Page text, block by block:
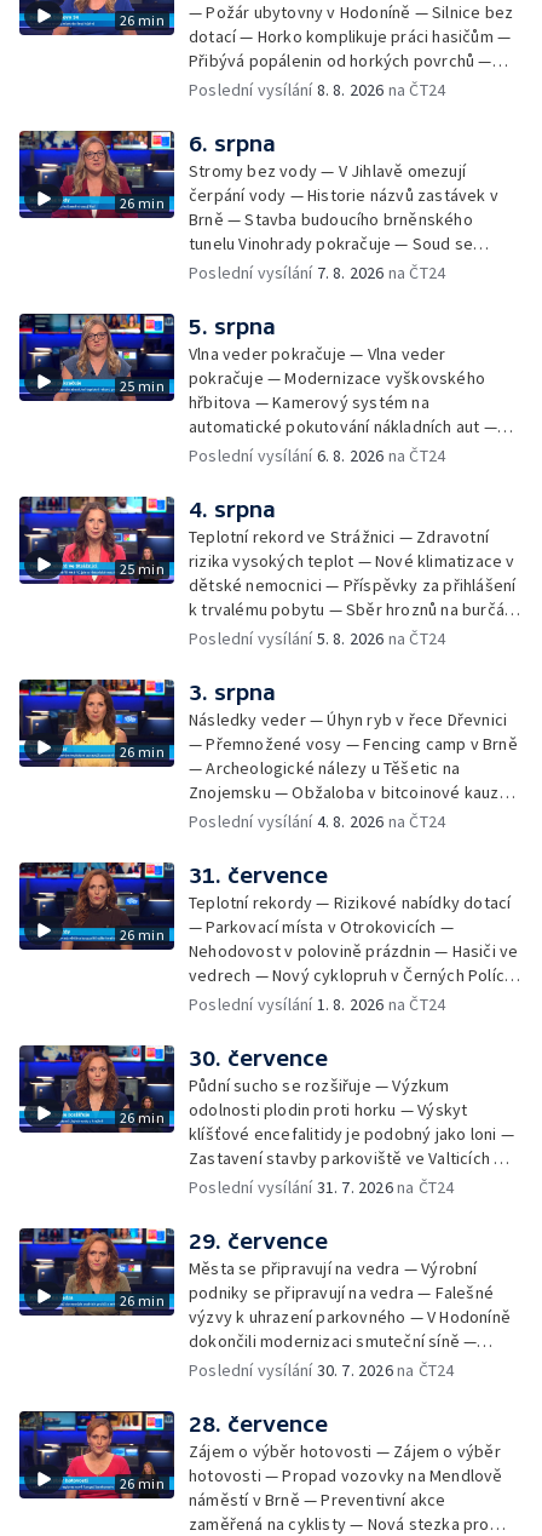
26 min
— Požár ubytovny v Hodoníně — Silnice bez
dotací — Horko komplikuje práci hasičům —
Přibývá popálenin od horkých povrchů —
Začíná prodej burčáku — Vedra komplikují
Poslední vysílání8. 8. 2026 na ČT24
26 min
6. srpna
Stromy bez vody — V Jihlavě omezují
čerpání vody — Historie názvů zastávek v
Brně — Stavba budoucího brněnského
tunelu Vinohrady pokračuje — Soud se
žhářem zlínského baru — Odložení bourání
Czech Rally Zlín — Začal 7. ročník festivalu
Pop Messe — Přestavba mostu v Hodoníně
— Fenomén památníčků
Poslední vysílání 7. 8. 2026 na ČT24
25 min
5. srpna
Vlna veder pokračuje — Vlna veder
pokračuje — Modernizace vyškovského
hřbitova — Kamerový systém na
automatické pokutování nákladních aut —
Demolice vyhořelé budovy ve Zlíně — Případ
stadionu na Vyškovsku — Výstraha před
bouřkami — Brno hostí Mezinárodní kytarový
festival — Očkování po kousnutí netopýrem
Poslední vysílání6. 8. 2026 na ČT24
25 min
4. srpna
Teplotní rekord ve Strážnici — Zdravotní
rizika vysokých teplot — Nové klimatizace v
dětské nemocnici — Příspěvky za přihlášení
k trvalému pobytu — Sběr hroznů na burčák
— Dokončení oprav vedení — Skončil termín
vody v obcích — Vyschlá koryta potoků —
Sdílení strážníků na Brněnsku
Poslední vysílání5. 8. 2026 na ČT24
26 min
3. srpna
Následky veder — Úhyn ryb v řece Dřevnici
— Přemnožené vosy — Fencing camp v Brně
— Archeologické nálezy u Těšetic na
Znojemsku — Obžaloba v bitcoinové kauze
— Přestavba silnice přes Bzenec na
Zašové — Letní opravy divadel — Český hlas
ve vesmíru
Poslední vysílání4. 8. 2026 na ČT24
26 min
31. července
Teplotní rekordy — Rizikové nabídky dotací
— Parkovací místa v Otrokovicích —
Nehodovost v polovině prázdnin — Hasiči ve
vedrech — Nový cyklopruh v Černých Polích
— Květinová výstava ve Věžkách
Poslední vysílání1. 8. 2026 na ČT24
26 min
30. července
Půdní sucho se rozšiřuje — Výzkum
odolnosti plodin proti horku — Výskyt
klíšťové encefalitidy je podobný jako loni —
Zastavení stavby parkoviště ve Valticích —
Spor o lokalitu lesa v Rožnově pod
organismus — Kybernetický incident na
Masarykově univerzitě — Slavnostní
vyřazení absolventů Univerzity obran —
Letní kurzy umění pro mladé — Mobilní
kurníky pomáhají na poli
Poslední vysílání31. 7. 2026na ČT24
26 min
29. července
Města se připravují na vedra — Výrobní
podniky se připravují na vedra — Falešné
výzvy k uhrazení parkovného — V Hodoníně
dokončili modernizaci smuteční síně —
Chybějící toalety u dětských hřišť —
bývalého nákupního domu Letná — Končí 52.
ročník Letní filmové školy — 3. ročník
komunitní akce Stůl ve středu — Cesta na
podporu paliativní péče
Poslední vysílání30. 7. 2026na ČT24
26 min
28. července
Zájem o výběr hotovosti — Zájem o výběr
hotovosti — Propad vozovky na Mendlově
náměstí v Brně — Preventivní akce
zaměřená na cyklisty — Nová stezka pro